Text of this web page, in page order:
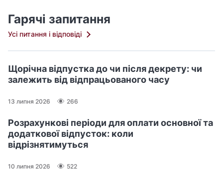
Гарячі запитання
Усі питання і відповіді
Щорічна відпустка до чи після декрету: чи
залежить від відпрацьованого часу
13 липня 2026 266
Розрахункові періоди для оплати основної та
додаткової відпусток: коли
відрізнятимуться
10 липня 2026 522